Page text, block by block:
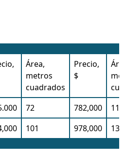
Área,
metros
cuadrados
Precio,
$
72 782,000
115
101 978,000 138